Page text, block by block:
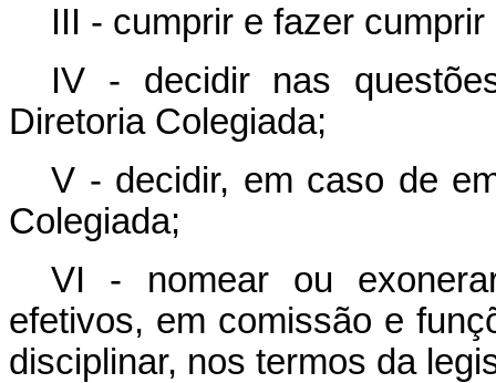
III - cumprir e fazer
IV - decidir nas
Diretoria Colegiada;
V - decidir, em caso de
Colegiada;
VI - nomear ou
efetivos, em comissão e
disciplinar, nos termos da